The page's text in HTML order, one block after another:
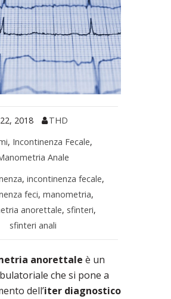
2018
THD
, Incontinenza Fecale,
Anale
, incontinenza fecale,
feci,manometria,
anorettale, sfinteri,
sfinteri anali
anorettale è un
che si pone a
dell’iter diagnostico